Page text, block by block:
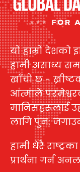
यो हाम्रो देशको
हामी असाध्य
खाँचो छ -
आत्माले
मानिसहरूलाई
लागि पुन:
हामी धेरै
प्रार्थना गर्न